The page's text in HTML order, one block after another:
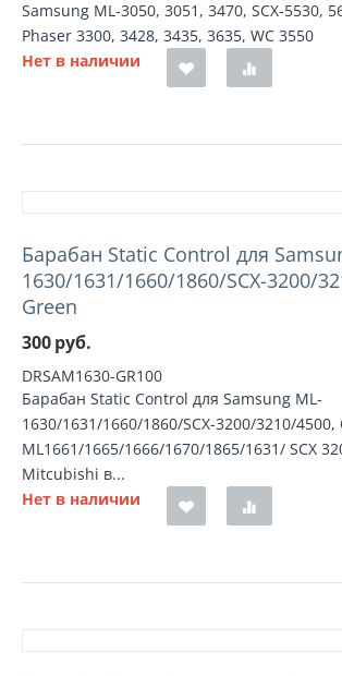
Samsung ML-3050, 3051, 3470, SCX-5530,
Phaser 3300, 3428, 3435, 3635, WC 3550
Нет в наличии
Барабан Static Control для
1630/1631/1660/1860/SCX-3200/
Green
300руб.
DRSAM1630-GR100
Барабан Static Control для Samsung ML-
1630/1631/1660/1860/SCX-3200/3210/4500,
ML1661/1665/1666/1670/1865/1631/ SCX
Mitcubishi в...
Нет в наличии